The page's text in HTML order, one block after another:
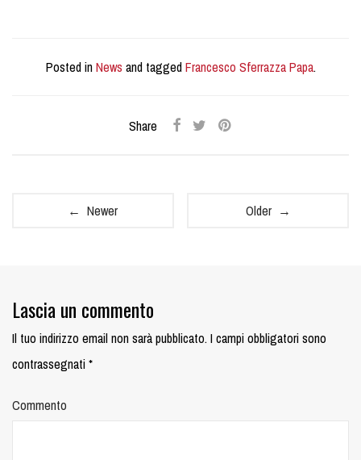
Posted inNews and taggedFrancesco Sferrazza Papa.
Share
← Newer Older →
Lascia un commento
Il tuo indirizzo email non sarà pubblicato.I campi obbligatori sono
contrassegnati*
Commento